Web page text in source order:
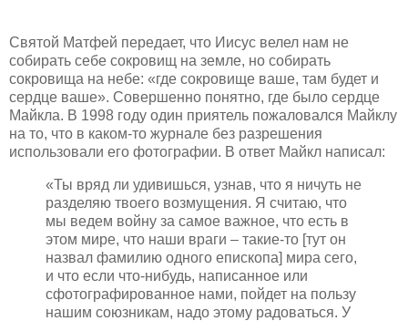
Святой Матфей передает, что Иисус велел нам не
собирать себе сокровищ на земле, но собирать
сокровища на небе: «где сокровище ваше, там будет и
сердце ваше». Совершенно понятно, где было сердце
Майкла. В 1998 году один приятель пожаловался Майклу
на то, что в каком-то журнале без разрешения
использовали его фотографии. В ответ Майкл написал:
«Ты вряд ли удивишься, узнав, что я ничуть не
разделяю твоего возмущения. Я считаю, что
мы ведем войну за самое важное, что есть в
этом мире, что наши враги – такие-то [тут он
назвал фамилию одного епископа] мира сего,
и что если что-нибудь, написанное или
сфотографированное нами, пойдет на пользу
нашим союзникам, надо этому радоваться. У